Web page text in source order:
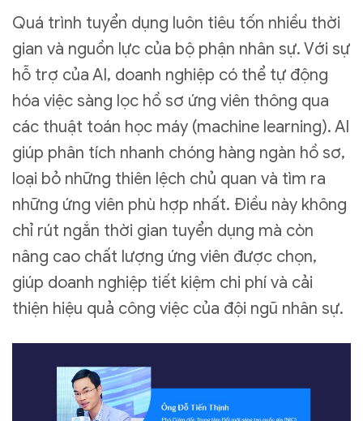
Quá trình tuyển dụng luôn tiêu tốn nhiều thời
gian và nguồn lực của bộ phận nhân sự. Với sự
hỗ trợ của AI, doanh nghiệp có thể tự động
hóa việc sàng lọc hồ sơ ứng viên thông qua
các thuật toán học máy (machine learning). AI
giúp phân tích nhanh chóng hàng ngàn hồ sơ,
loại bỏ những thiên lệch chủ quan và tìm ra
những ứng viên phù hợp nhất. Điều này không
chỉ rút ngắn thời gian tuyển dụng mà còn
nâng cao chất lượng ứng viên được chọn,
giúp doanh nghiệp tiết kiệm chi phí và cải
thiện hiệu quả công việc của đội ngũ nhân sự.